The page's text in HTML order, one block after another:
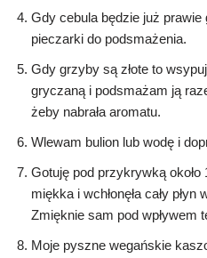
Gdy cebula będzie już
pieczarki do podsmażenia.
Gdy grzyby są złote to
gryczaną i podsmażam ją
żeby nabrała aromatu.
Wlewam bulion lub wodę i
Gotuję pod przykrywką
miękka i wchłonęła cały
Zmięknie sam pod wpływem
Moje pyszne wegańskie